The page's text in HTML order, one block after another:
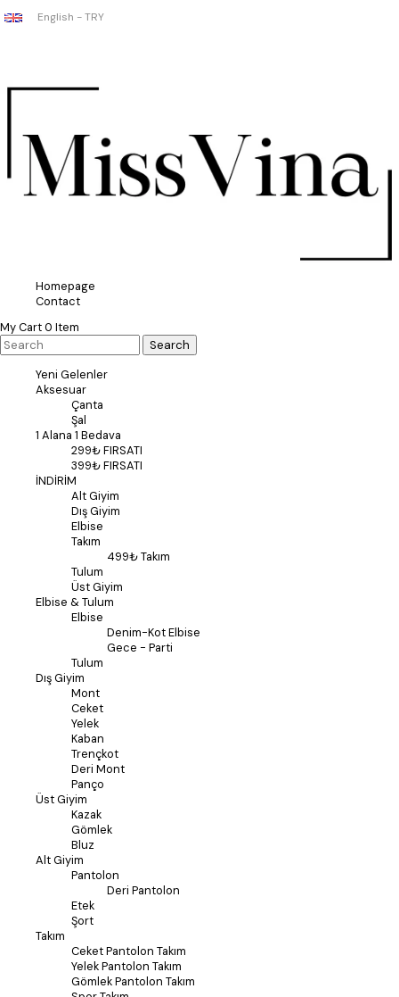
English - TRY
Homepage
Contact
My Cart0 Item
Yeni Gelenler
Aksesuar
Çanta
Şal
1 Alana 1 Bedava
299₺ FIRSATI
399₺ FIRSATI
İNDİRİM
Alt Giyim
Dış Giyim
Elbise
Takım
499₺ Takım
Tulum
Üst Giyim
Elbise & Tulum
Elbise
Denim-Kot Elbise
Gece - Parti
Tulum
Dış Giyim
Mont
Ceket
Yelek
Kaban
Trençkot
Deri Mont
Panço
Üst Giyim
Kazak
Gömlek
Bluz
Alt Giyim
Pantolon
Deri Pantolon
Etek
Şort
Takım
Ceket Pantolon Takım
Yelek Pantolon Takım
Gömlek Pantolon Takım